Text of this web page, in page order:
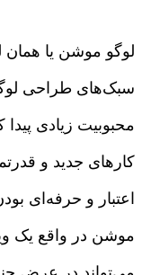
لوگو موشن یا همان
سبک‌های طراحی
محبوبیت زیادی
کارهای جدید و
اعتبار و حرفه‌ای
موشن در واقع یک